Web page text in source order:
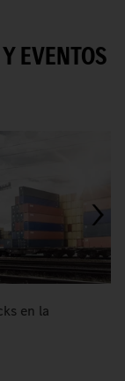
EVENTOS
en la